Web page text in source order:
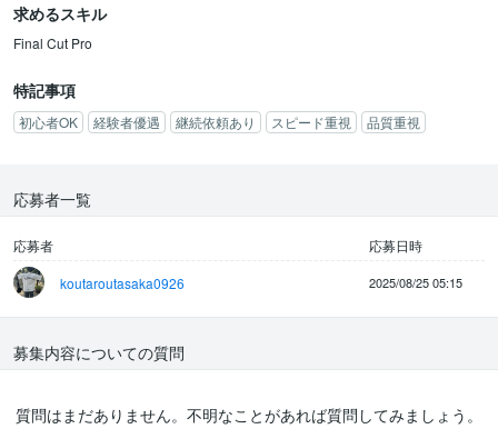
【 重視する点・経験 】
・編集の経験と長期契約、連絡をきちんと取れるか
【 応募時のお願い 】
過去の実績があれば簡易的にご提示ください。
変更も多少可能です！
ぜひ応募をお待ちしております！
よろしくお願いします！！
求めるスキル
Final Cut Pro
特記事項
初心者OK 経験者優遇 継続依頼あり スピード重視 品質重視
応募者一覧
応募者
応募日時
koutaroutasaka0926
2025/08/25 05:15
募集内容についての質問
質問はまだありません。不明なことがあれば質問してみましょう。